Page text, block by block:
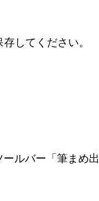
してください。
ルバー「筆まめ出